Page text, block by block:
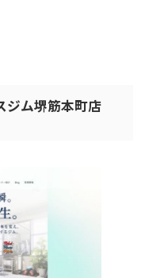
ジム堺筋本町店